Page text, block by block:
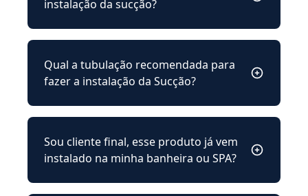
instalação da sucção?
Qual a tubulação recomendada para
fazer a instalação da Sucção?
Sou cliente final, esse produto já vem
instalado na minha banheira ou SPA?